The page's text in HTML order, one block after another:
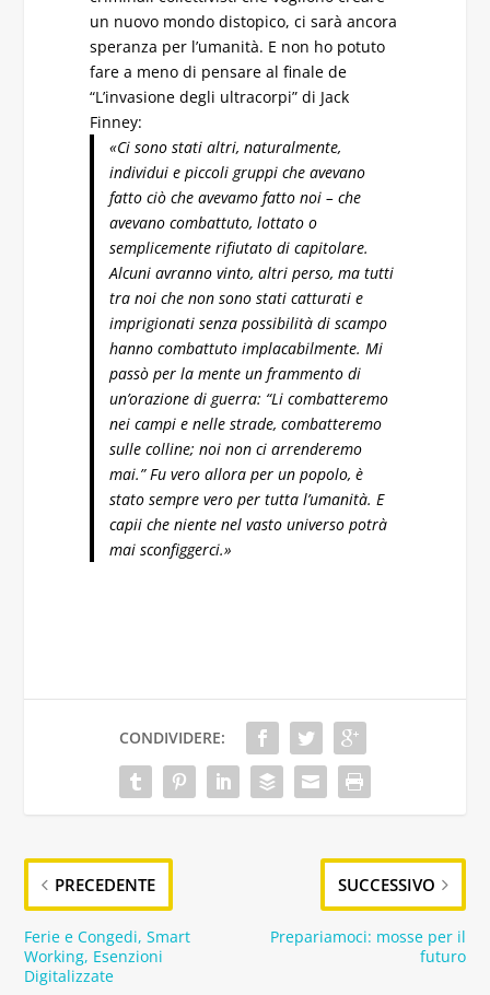
un nuovo mondo distopico, ci sarà ancora
speranza per l’umanità. E non ho potuto
fare a meno di pensare al finale de
“L’invasione degli ultracorpi” di Jack
Finney:
«Ci sono stati altri, naturalmente,
individui e piccoli gruppi che avevano
fatto ciò che avevamo fatto noi – che
avevano combattuto, lottato o
semplicemente rifiutato di capitolare.
Alcuni avranno vinto, altri perso, ma tutti
tra noi che non sono stati catturati e
imprigionati senza possibilità di scampo
hanno combattuto implacabilmente. Mi
passò per la mente un frammento di
un’orazione di guerra: “Li combatteremo
nei campi e nelle strade, combatteremo
sulle colline; noi non ci arrenderemo
mai.” Fu vero allora per un popolo, è
stato sempre vero per tutta l’umanità. E
capii che niente nel vasto universo potrà
mai sconfiggerci.»
CONDIVIDERE:
PRECEDENTE
Ferie e Congedi, Smart
Working, Esenzioni
Digitalizzate
SUCCESSIVO
Prepariamoci: mosse per il
futuro